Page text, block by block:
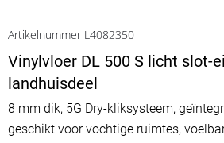
Artikelnummer L4082350
Vinylvloer DL 500 S licht slot-
landhuisdeel
8 mm dik, 5G Dry-kliksysteem,
geschikt voor vochtige ruimtes,